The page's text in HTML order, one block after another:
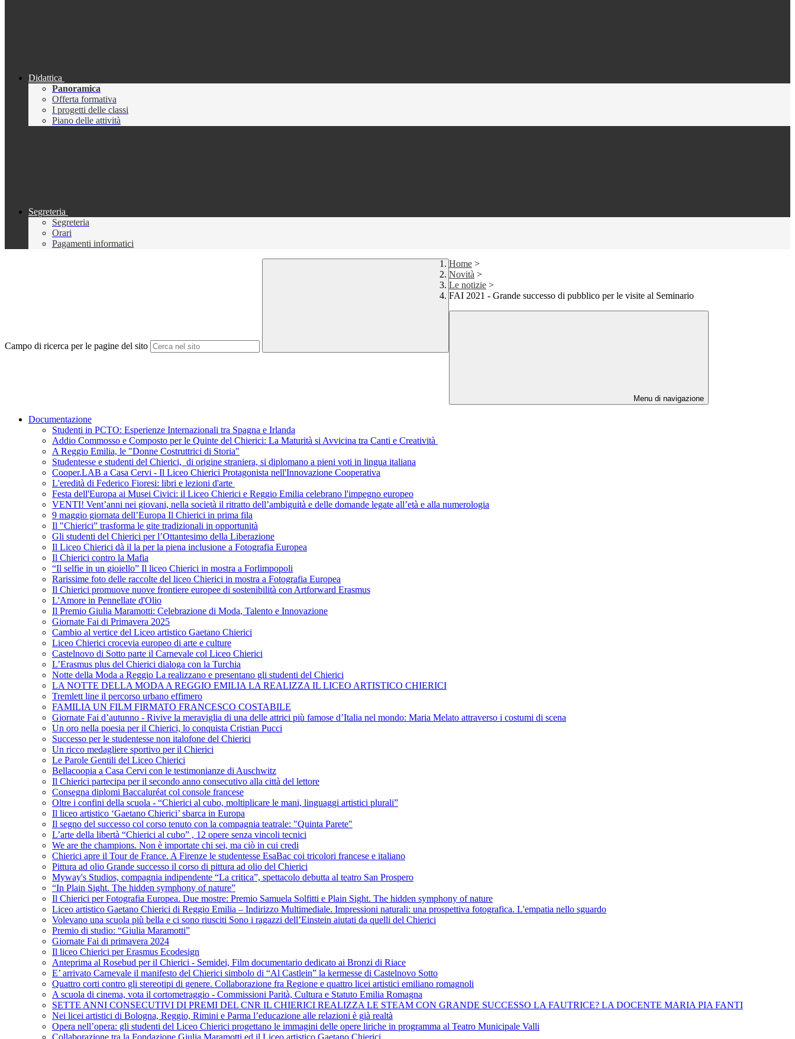
Didattica
Panoramica
Offerta formativa
I progetti delle classi
Piano delle attività
Segreteria
Segreteria
Orari
Pagamenti informatici
Campo di ricerca per le pagine del sito
Home >
Novità >
Le notizie >
FAI 2021 - Grande successo di pubblico per le visite al Seminario
Menu di navigazione
Documentazione
Studenti in PCTO: Esperienze Internazionali tra Spagna e Irlanda
Addio Commosso e Composto per le Quinte del Chierici: La Maturità si Avvicina tra Canti e Creatività
A Reggio Emilia, le "Donne Costruttrici di Storia"
Studentesse e studenti del Chierici, di origine straniera, si diplomano a pieni voti in lingua italiana
Cooper.LAB a Casa Cervi - Il Liceo Chierici Protagonista nell'Innovazione Cooperativa
L'eredità di Federico Fioresi: libri e lezioni d'arte
Festa dell'Europa ai Musei Civici: il Liceo Chierici e Reggio Emilia celebrano l'impegno europeo
VENTI! Vent’anni nei giovani, nella società il ritratto dell’ambiguità e delle domande legate all’età e alla numerologia
9 maggio giornata dell’Europa Il Chierici in prima fila
Il "Chierici” trasforma le gite tradizionali in opportunità
Gli studenti del Chierici per l’Ottantesimo della Liberazione
Il Liceo Chierici dà il la per la piena inclusione a Fotografia Europea
Il Chierici contro la Mafia
“Il selfie in un gioiello” Il liceo Chierici in mostra a Forlimpopoli
Rarissime foto delle raccolte del liceo Chierici in mostra a Fotografia Europea
Il Chierici promuove nuove frontiere europee di sostenibilità con Artforward Erasmus
L'Amore in Pennellate d'Olio
Il Premio Giulia Maramotti: Celebrazione di Moda, Talento e Innovazione
Giornate Fai di Primavera 2025
Cambio al vertice del Liceo artistico Gaetano Chierici
Liceo Chierici crocevia europeo di arte e culture
Castelnovo di Sotto parte il Carnevale col Liceo Chierici
L’Erasmus plus del Chierici dialoga con la Turchia
Notte della Moda a Reggio La realizzano e presentano gli studenti del Chierici
LA NOTTE DELLA MODA A REGGIO EMILIA LA REALIZZA IL LICEO ARTISTICO CHIERICI
Tremlett line il percorso urbano effimero
FAMILIA UN FILM FIRMATO FRANCESCO COSTABILE
Giornate Fai d’autunno - Rivive la meraviglia di una delle attrici più famose d’Italia nel mondo: Maria Melato attraverso i costumi di scena
Un oro nella poesia per il Chierici, lo conquista Cristian Pucci
Successo per le studentesse non italofone del Chierici
Un ricco medagliere sportivo per il Chierici
Le Parole Gentili del Liceo Chierici
Bellacoopia a Casa Cervi con le testimonianze di Auschwitz
Il Chierici partecipa per il secondo anno consecutivo alla città del lettore
Consegna diplomi Baccaluréat col console francese
Oltre i confini della scuola - “Chierici al cubo, moltiplicare le mani, linguaggi artistici plurali”
Il liceo artistico ‘Gaetano Chierici’ sbarca in Europa
Il segno del successo col corso tenuto con la compagnia teatrale: "Quinta Parete"
L’arte della libertà “Chierici al cubo” , 12 opere senza vincoli tecnici
We are the champions. Non è importate chi sei, ma ciò in cui credi
Chierici apre il Tour de France. A Firenze le studentesse EsaBac coi tricolori francese e italiano
Pittura ad olio Grande successo il corso di pittura ad olio del Chierici
Myway's Studios, compagnia indipendente “La critica”, spettacolo debutta al teatro San Prospero
“In Plain Sight. The hidden symphony of nature”
Il Chierici per Fotografia Europea. Due mostre: Premio Samuela Solfitti e Plain Sight. The hidden symphony of nature
Liceo artistico Gaetano Chierici di Reggio Emilia – Indirizzo Multimediale. Impressioni naturali: una prospettiva fotografica. L'empatia nello sguardo
Volevano una scuola più bella e ci sono riusciti Sono i ragazzi dell’Einstein aiutati da quelli del Chierici
Premio di studio: “Giulia Maramotti”
Giornate Fai di primavera 2024
Il liceo Chierici per Erasmus Ecodesign
Anteprima al Rosebud per il Chierici - Semidei, Film documentario dedicato ai Bronzi di Riace
E’ arrivato Carnevale il manifesto del Chierici simbolo di “Al Castlein” la kermesse di Castelnovo Sotto
Quattro corti contro gli stereotipi di genere. Collaborazione fra Regione e quattro licei artistici emiliano romagnoli
A scuola di cinema, vota il cortometraggio - Commissioni Parità, Cultura e Statuto Emilia Romagna
SETTE ANNI CONSECUTIVI DI PREMI DEL CNR IL CHIERICI REALIZZA LE STEAM CON GRANDE SUCCESSO LA FAUTRICE? LA DOCENTE MARIA PIA FANTI
Nei licei artistici di Bologna, Reggio, Rimini e Parma l’educazione alle relazioni è già realtà
Opera nell’opera: gli studenti del Liceo Chierici progettano le immagini delle opere liriche in programma al Teatro Municipale Valli